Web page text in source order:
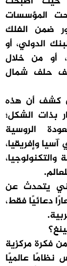
المؤسسات
ضمن الفلك
الدولي، أو
أو من خلال
حلف شمال
كشف أن هذه
بذات الشكل؛
الروسية
وإفريقيا،
يتحدث عن
دعائيًا فقط،
فكرة مركزية
نظامًا عالميًا